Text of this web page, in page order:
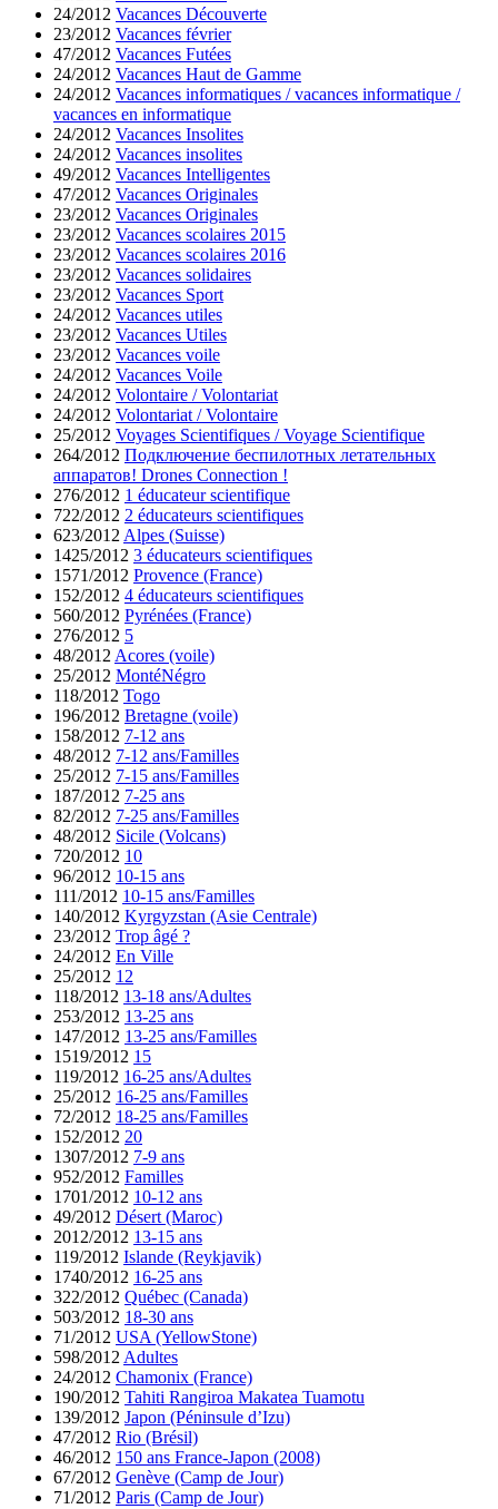
24/2012 Vacances Découverte
23/2012 Vacances février
47/2012 Vacances Futées
24/2012 Vacances Haut de Gamme
24/2012 Vacances informatiques / vacances informatique /
vacances en informatique
24/2012 Vacances Insolites
24/2012 Vacances insolites
49/2012 Vacances Intelligentes
47/2012 Vacances Originales
23/2012 Vacances Originales
23/2012 Vacances scolaires 2015
23/2012 Vacances scolaires 2016
23/2012 Vacances solidaires
23/2012 Vacances Sport
24/2012 Vacances utiles
23/2012 Vacances Utiles
23/2012 Vacances voile
24/2012 Vacances Voile
24/2012 Volontaire / Volontariat
24/2012 Volontariat / Volontaire
25/2012 Voyages Scientifiques / Voyage Scientifique
264/2012 Подключение беспилотных летательных
аппаратов! Drones Connection !
276/2012 1 éducateur scientifique
722/2012 2 éducateurs scientifiques
623/2012 Alpes (Suisse)
1425/2012 3 éducateurs scientifiques
1571/2012 Provence (France)
152/2012 4 éducateurs scientifiques
560/2012 Pyrénées (France)
276/2012 5
48/2012 Acores (voile)
25/2012 MontéNégro
118/2012 Togo
196/2012 Bretagne (voile)
158/2012 7-12 ans
48/2012 7-12 ans/Familles
25/2012 7-15 ans/Familles
187/2012 7-25 ans
82/2012 7-25 ans/Familles
48/2012 Sicile (Volcans)
720/2012 10
96/2012 10-15 ans
111/2012 10-15 ans/Familles
140/2012 Kyrgyzstan (Asie Centrale)
23/2012 Trop âgé ?
24/2012 En Ville
25/2012 12
118/2012 13-18 ans/Adultes
253/2012 13-25 ans
147/2012 13-25 ans/Familles
1519/2012 15
119/2012 16-25 ans/Adultes
25/2012 16-25 ans/Familles
72/2012 18-25 ans/Familles
152/2012 20
1307/2012 7-9 ans
952/2012 Familles
1701/2012 10-12 ans
49/2012 Désert (Maroc)
2012/2012 13-15 ans
119/2012 Islande (Reykjavik)
1740/2012 16-25 ans
322/2012 Québec (Canada)
503/2012 18-30 ans
71/2012 USA (YellowStone)
598/2012 Adultes
24/2012 Chamonix (France)
190/2012 Tahiti Rangiroa Makatea Tuamotu
139/2012 Japon (Péninsule d’Izu)
47/2012 Rio (Brésil)
46/2012 150 ans France-Japon (2008)
67/2012 Genève (Camp de Jour)
71/2012 Paris (Camp de Jour)